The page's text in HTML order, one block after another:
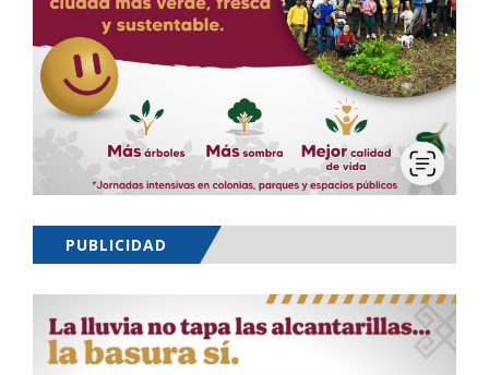
PUBLICIDAD